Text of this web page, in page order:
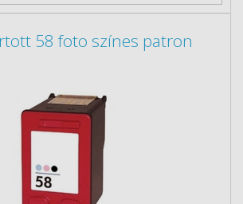
58 foto színes patron